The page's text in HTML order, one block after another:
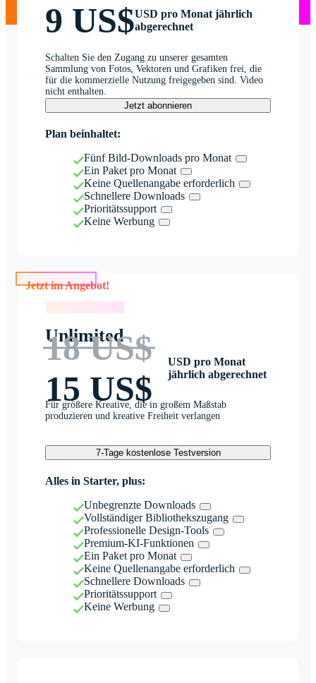
9 US$USD pro Monat jährlich
abgerechnet
Schalten Sie den Zugang zu unserer gesamten
Sammlung von Fotos, Vektoren und Grafiken frei, die
für die kommerzielle Nutzung freigegeben sind. Video
nicht enthalten.
Jetzt abonnieren
Plan beinhaltet:
Fünf Bild-Downloads pro Monat
Ein Paket pro Monat
Keine Quellenangabe erforderlich
Schnellere Downloads
Prioritätssupport
Keine Werbung
Jetzt im Angebot!
Unlimited
18 US$
15 US$
USD pro Monat
jährlich abgerechnet
Für größere Kreative, die in großem Maßstab
produzieren und kreative Freiheit verlangen
7-Tage kostenlose Testversion
Alles in Starter, plus:
Unbegrenzte Downloads
Vollständiger Bibliothekszugang
Professionelle Design-Tools
Premium-KI-Funktionen
Ein Paket pro Monat
Keine Quellenangabe erforderlich
Schnellere Downloads
Prioritätssupport
Keine Werbung